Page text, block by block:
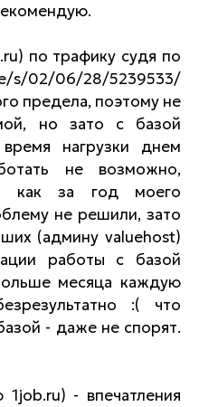
по трафику судя по
s/02/06/28/5239533/
предела, поэтому не
но зато с базой
нагрузки днем
не возможно,
как за год моего
не решили, зато
(админу valuehost)
работы с базой
месяца каждую
:( что
- даже не спорят.
1job.ru) - впечатления